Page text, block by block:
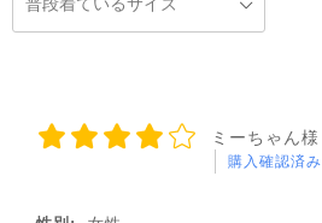
ミーちゃん様
購入確認済み